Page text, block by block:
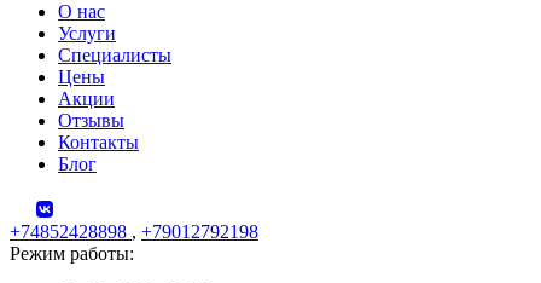
О нас
Услуги
Специалисты
Цены
Акции
Отзывы
Контакты
Блог
+74852428898 , +79012792198
Режим работы: